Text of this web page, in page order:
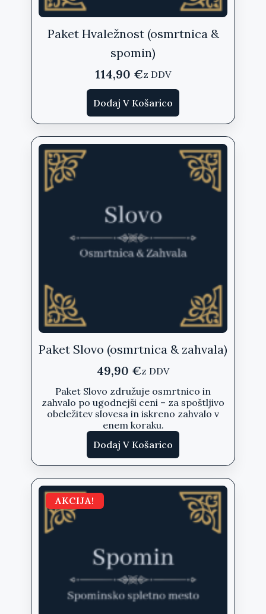
Paket Hvaležnost (osmrtnica &
spomin)
114,90 €z DDV
Dodaj V Košarico
Paket Slovo (osmrtnica & zahvala)
49,90 €z DDV
Paket Slovo združuje osmrtnico in
zahvalo po ugodnejši ceni – za spoštljivo
obeležitev slovesa in iskreno zahvalo v
enem koraku.
Dodaj V Košarico
AKCIJA!